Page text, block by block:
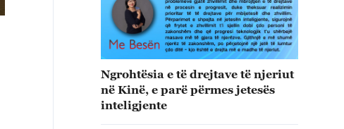
Ngrohtësia e të drejtave të njeriut
në Kinë, e parë përmes jetesës
inteligjente